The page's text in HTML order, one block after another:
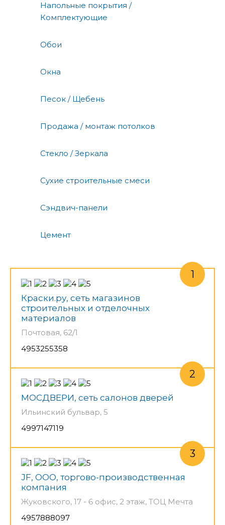
Напольные покрытия /
Комплектующие
Обои
Окна
Песок / Щебень
Продажа / монтаж потолков
Стекло / Зеркала
Сухие строительные смеси
Сэндвич-панели
Цемент
Краски.ру, сеть магазинов
строительных и отделочных
материалов
Почтовая, 62/1
4953255358
МОСДВЕРИ, сеть салонов дверей
Ильинский бульвар, 5
4997147119
JF, ООО, торгово-производственная
компания
Жуковского, 17 - 6 офис, 2 этаж, ТОЦ Мечта
4957888097